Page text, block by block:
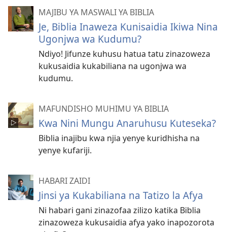
MAJIBU YA MASWALI YA BIBLIA
Je, Biblia Inaweza Kunisaidia Ikiwa Nina
Ugonjwa wa Kudumu?
Ndiyo! Jifunze kuhusu hatua tatu zinazoweza
kukusaidia kukabiliana na ugonjwa wa
kudumu.
MAFUNDISHO MUHIMU YA BIBLIA
Kwa Nini Mungu Anaruhusu Kuteseka?
Biblia inajibu kwa njia yenye kuridhisha na
yenye kufariji.
HABARI ZAIDI
Jinsi ya Kukabiliana na Tatizo la Afya
Ni habari gani zinazofaa zilizo katika Biblia
zinazoweza kukusaidia afya yako inapozorota